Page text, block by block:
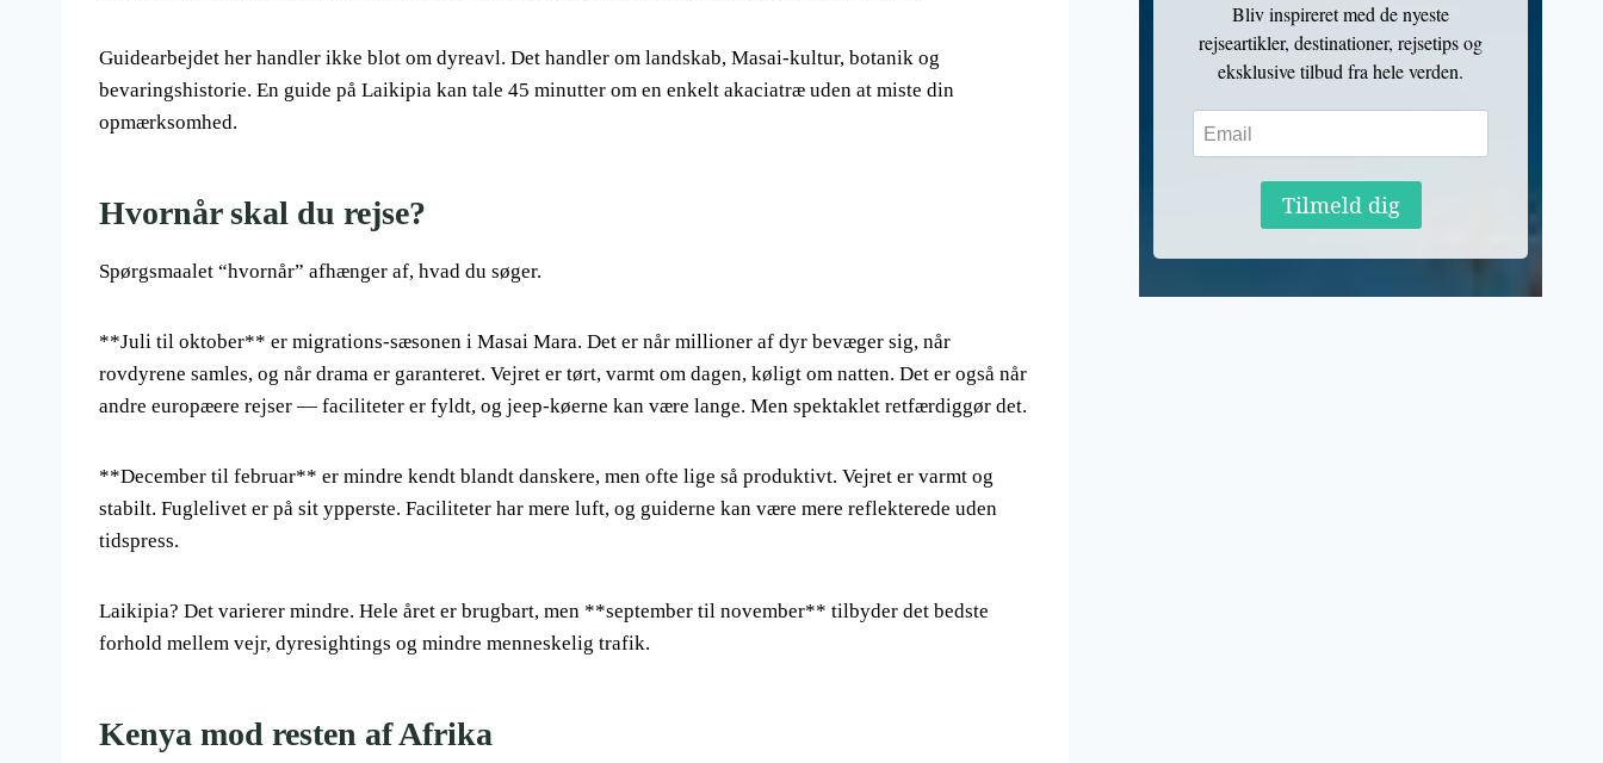
Guidearbejdet her handler ikke blot om dyreavl. Det handler om landskab, Masai-kultur, botanik og
bevaringshistorie. En guide på Laikipia kan tale 45 minutter om en enkelt akaciatræ uden at miste din
opmærksomhed.
Hvornår skal du rejse?
Spørgsmaalet “hvornår” afhænger af, hvad du søger.
**Juli til oktober** er migrations-sæsonen i Masai Mara. Det er når millioner af dyr bevæger sig, når
rovdyrene samles, og når drama er garanteret. Vejret er tørt, varmt om dagen, køligt om natten. Det er også når
andre europæere rejser — faciliteter er fyldt, og jeep-køerne kan være lange. Men spektaklet retfærdiggør det.
**December til februar** er mindre kendt blandt danskere, men ofte lige så produktivt. Vejret er varmt og
stabilt. Fuglelivet er på sit ypperste. Faciliteter har mere luft, og guiderne kan være mere reflekterede uden
tidspress.
Laikipia? Det varierer mindre. Hele året er brugbart, men **september til november** tilbyder det bedste
forhold mellem vejr, dyresightings og mindre menneskelig trafik.
Kenya mod resten af Afrika
Bliv inspireret med de nyeste
rejseartikler, destinationer, rejsetips og
eksklusive tilbud fra hele verden.
Tilmeld dig